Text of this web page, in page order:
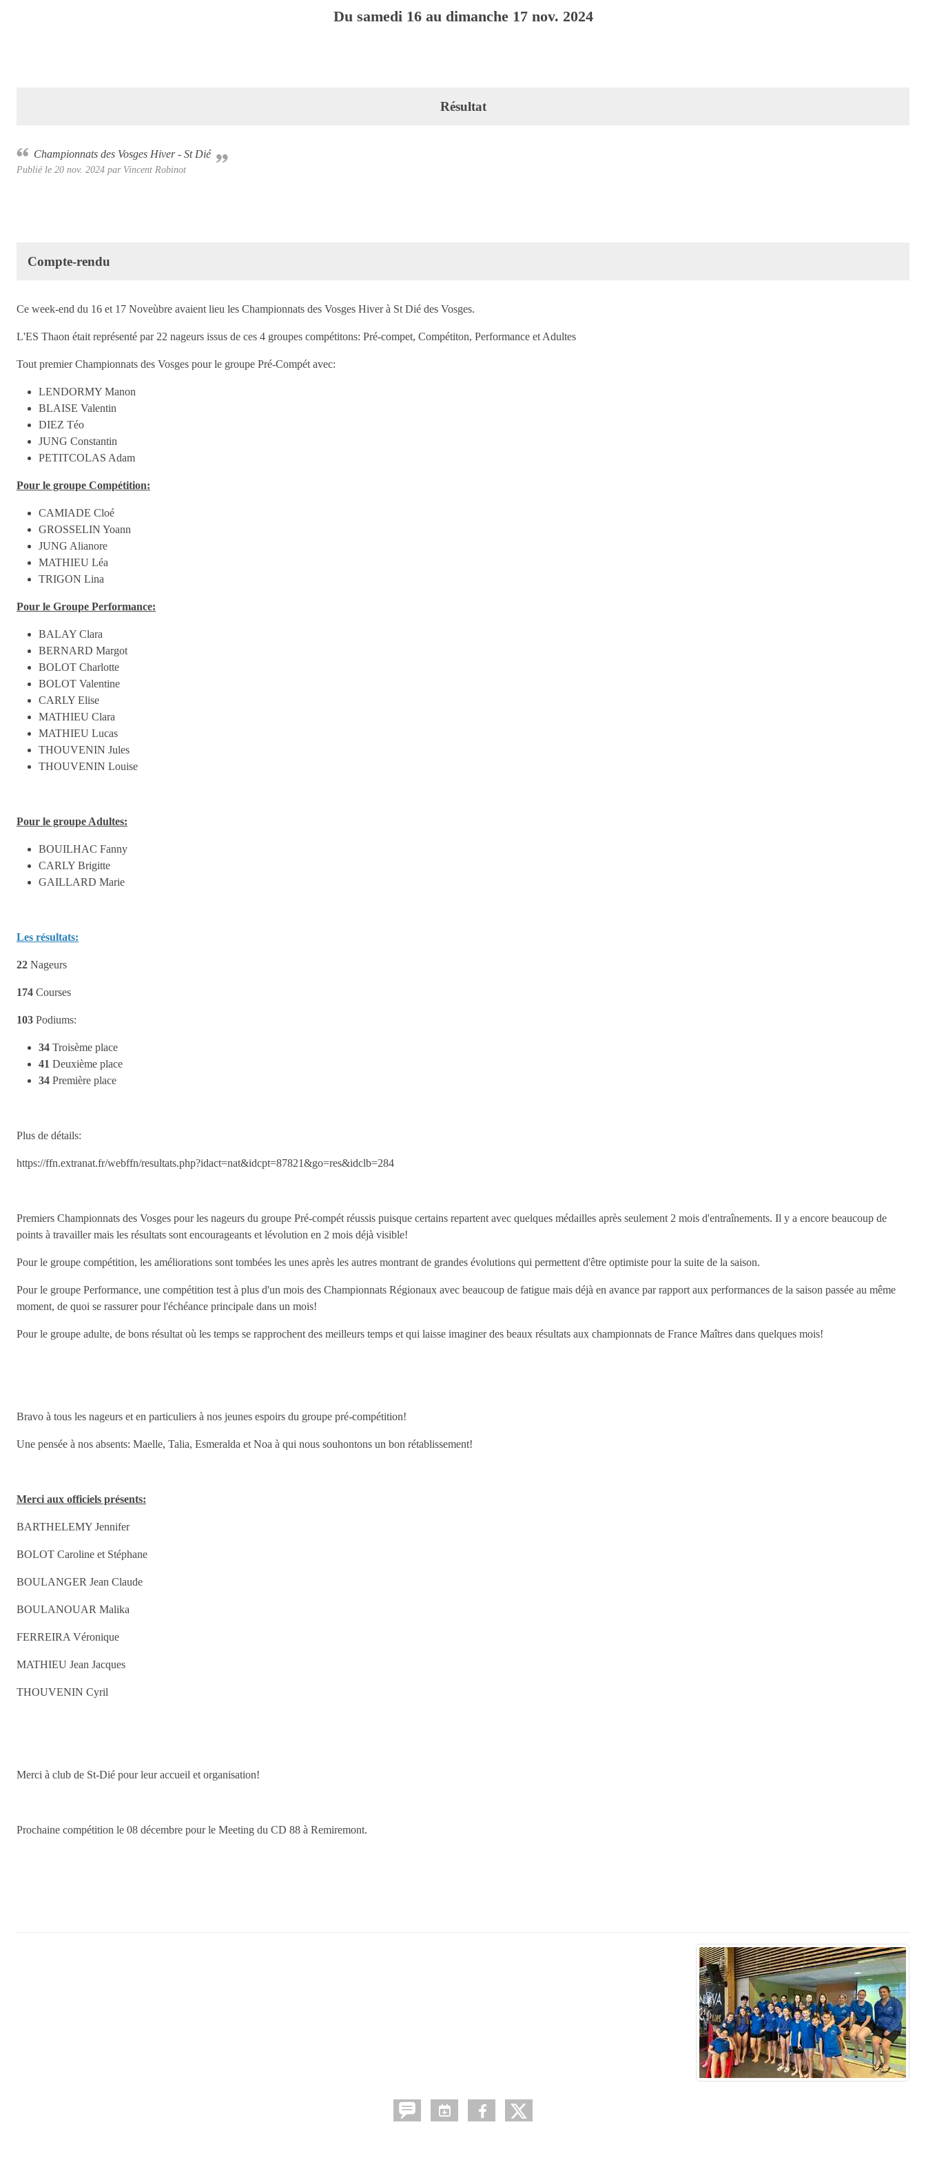
Du samedi 16au dimanche 17 nov. 2024
Résultat
Championnats des Vosges Hiver - St Dié
Publié le 20 nov. 2024 par Vincent Robinot
Compte-rendu
Ce week-end du 16 et 17 Noveùbre avaient lieu les Championnats des Vosges Hiver à St Dié des Vosges.
L'ES Thaon était représenté par 22 nageurs issus de ces 4 groupes compétitons: Pré-compet, Compétiton, Performance et Adultes
Tout premier Championnats des Vosges pour le groupe Pré-Compét avec:
LENDORMY Manon
BLAISE Valentin
DIEZ Téo
JUNG Constantin
PETITCOLAS Adam
Pour le groupe Compétition:
CAMIADE Cloé
GROSSELIN Yoann
JUNG Alianore
MATHIEU Léa
TRIGON Lina
Pour le Groupe Performance:
BALAY Clara
BERNARD Margot
BOLOT Charlotte
BOLOT Valentine
CARLY Elise
MATHIEU Clara
MATHIEU Lucas
THOUVENIN Jules
THOUVENIN Louise
Pour le groupe Adultes:
BOUILHAC Fanny
CARLY Brigitte
GAILLARD Marie
Les résultats:
22 Nageurs
174 Courses
103 Podiums:
34 Troisème place
41 Deuxième place
34 Première place
Plus de détails:
https://ffn.extranat.fr/webffn/resultats.php?idact=nat&idcpt=87821&go=res&idclb=284
Premiers Championnats des Vosges pour les nageurs du groupe Pré-compét réussis puisque certains repartent avec quelques médailles après seulement 2 mois d'entraînements. Il y a encore beaucoup de
points à travailler mais les résultats sont encourageants et lévolution en 2 mois déjà visible!
Pour le groupe compétition, les améliorations sont tombées les unes après les autres montrant de grandes évolutions qui permettent d'être optimiste pour la suite de la saison.
Pour le groupe Performance, une compétition test à plus d'un mois des Championnats Régionaux avec beaucoup de fatigue mais déjà en avance par rapport aux performances de la saison passée au même
moment, de quoi se rassurer pour l'échéance principale dans un mois!
Pour le groupe adulte, de bons résultat où les temps se rapprochent des meilleurs temps et qui laisse imaginer des beaux résultats aux championnats de France Maîtres dans quelques mois!
Bravo à tous les nageurs et en particuliers à nos jeunes espoirs du groupe pré-compétition!
Une pensée à nos absents: Maelle, Talia, Esmeralda et Noa à qui nous souhontons un bon rétablissement!
Merci aux officiels présents:
BARTHELEMY Jennifer
BOLOT Caroline et Stéphane
BOULANGER Jean Claude
BOULANOUAR Malika
FERREIRA Véronique
MATHIEU Jean Jacques
THOUVENIN Cyril
Merci à club de St-Dié pour leur accueil et organisation!
Prochaine compétition le 08 décembre pour le Meeting du CD 88 à Remiremont.